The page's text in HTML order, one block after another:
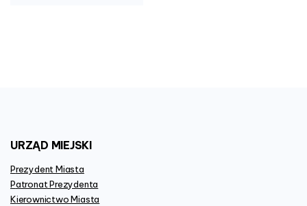
URZĄD MIEJSKI
Prezydent Miasta
Patronat Prezydenta
Kierownictwo Miasta